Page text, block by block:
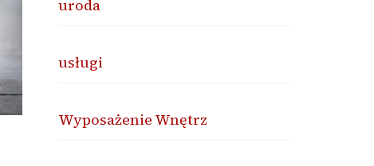
uroda
usługi
Wyposażenie Wnętrz